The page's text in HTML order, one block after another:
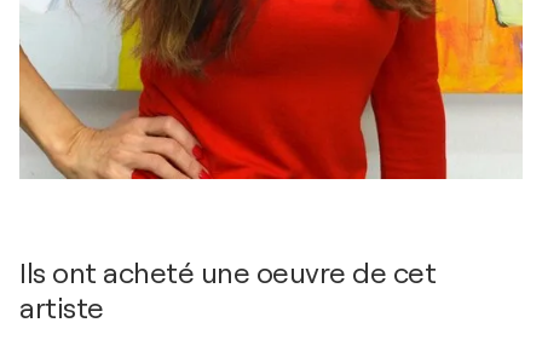
Ils ont acheté une oeuvre de cet
artiste